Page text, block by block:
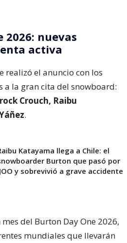
2026: nuevas
activa
realizó el anuncio con los
a la gran cita del snowboard:
Crouch, Raibu
.
Katayama llega a Chile: el
Burton que pasó por
y sobrevivió a grave accidente
del Burton Day One 2026,
mundiales que llevarán